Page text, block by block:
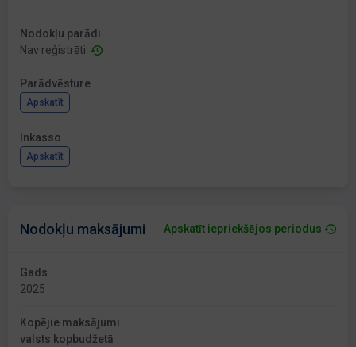
Nodokļu parādi
Nav reģistrēti
Parādvēsture
Apskatīt
Inkasso
Apskatīt
Nodokļu maksājumi Apskatīt iepriekšējos periodus
Gads
2025
Kopējie maksājumi
valsts kopbudžetā